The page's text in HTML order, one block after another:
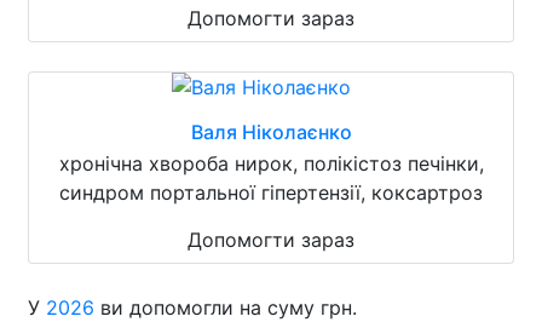
Допомогти зараз
Валя Ніколаєнко
хронічна хвороба нирок, полікістоз печінки,
синдром портальної гіпертензії, коксартроз
Допомогти зараз
У 2026 ви допомогли на суму грн.